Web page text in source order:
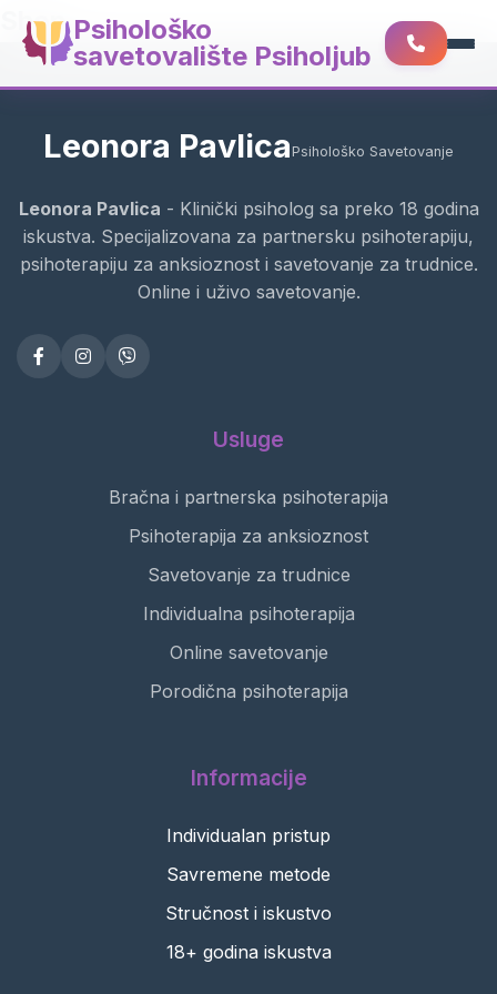
Psihološko
savetovalište Psiholjub
Shop
Leonora Pavlica Psihološko Savetovanje
Leonora Pavlica - Klinički psiholog sa preko 18 godina
iskustva. Specijalizovana za partnersku psihoterapiju,
psihoterapiju za anksioznost i savetovanje za trudnice.
Online i uživo savetovanje.
Usluge
Bračna i partnerska psihoterapija
Psihoterapija za anksioznost
Savetovanje za trudnice
Individualna psihoterapija
Online savetovanje
Porodična psihoterapija
Informacije
Individualan pristup
Savremene metode
Stručnost i iskustvo
18+ godina iskustva